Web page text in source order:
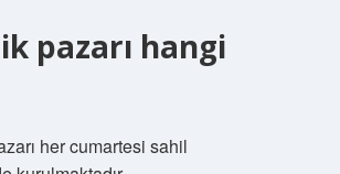
pazarı hangi
her cumartesi sahil